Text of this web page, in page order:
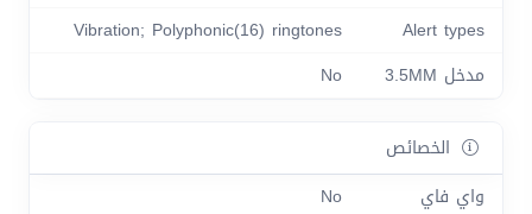
Alert types
Vibration; Polyphonic(16) ringtones
مدخل 3.5MM
No
الخصائص
واي فاي
No